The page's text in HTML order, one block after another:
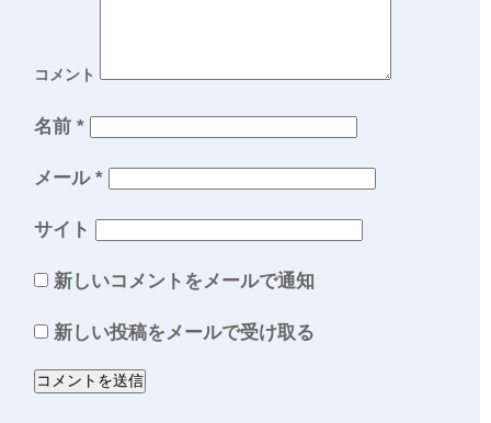
コメント
名前 *
メール *
サイト
新しいコメントをメールで通知
新しい投稿をメールで受け取る